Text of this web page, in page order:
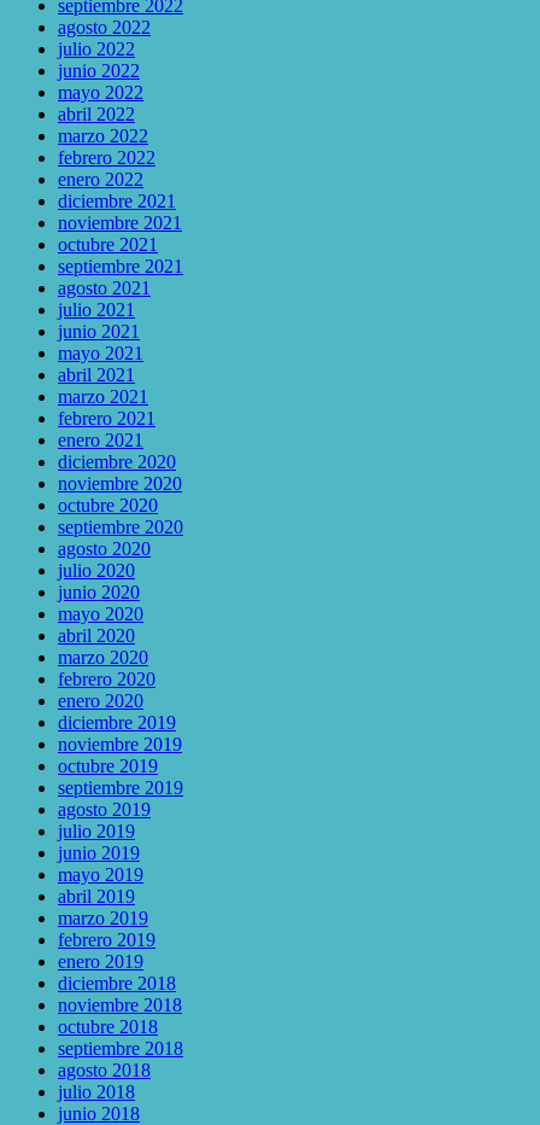
septiembre 2022
agosto 2022
julio 2022
junio 2022
mayo 2022
abril 2022
marzo 2022
febrero 2022
enero 2022
diciembre 2021
noviembre 2021
octubre 2021
septiembre 2021
agosto 2021
julio 2021
junio 2021
mayo 2021
abril 2021
marzo 2021
febrero 2021
enero 2021
diciembre 2020
noviembre 2020
octubre 2020
septiembre 2020
agosto 2020
julio 2020
junio 2020
mayo 2020
abril 2020
marzo 2020
febrero 2020
enero 2020
diciembre 2019
noviembre 2019
octubre 2019
septiembre 2019
agosto 2019
julio 2019
junio 2019
mayo 2019
abril 2019
marzo 2019
febrero 2019
enero 2019
diciembre 2018
noviembre 2018
octubre 2018
septiembre 2018
agosto 2018
julio 2018
junio 2018